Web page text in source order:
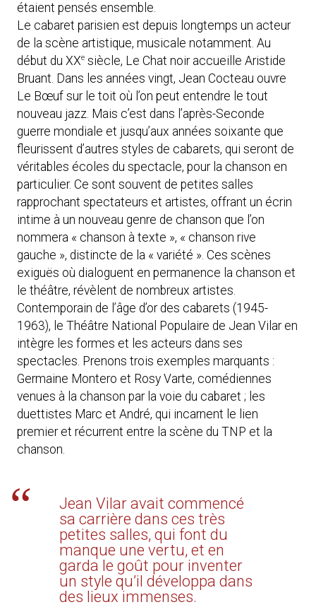
étaient pensés ensemble.
Le cabaret parisien est depuis longtemps un acteur
de la scène artistique, musicale notamment. Au
début du XXe siècle, Le Chat noir accueille Aristide
Bruant. Dans les années vingt, Jean Cocteau ouvre
Le Bœuf sur le toit où l’on peut entendre le tout
nouveau jazz. Mais c’est dans l’après-Seconde
guerre mondiale et jusqu’aux années soixante que
fleurissent d’autres styles de cabarets, qui seront de
véritables écoles du spectacle, pour la chanson en
particulier. Ce sont souvent de petites salles
rapprochant spectateurs et artistes, offrant un écrin
intime à un nouveau genre de chanson que l’on
nommera « chanson à texte », « chanson rive
gauche », distincte de la « variété ». Ces scènes
exiguës où dialoguent en permanence la chanson et
le théâtre, révèlent de nombreux artistes.
Contemporain de l’âge d’or des cabarets (1945-
1963), le Théâtre National Populaire de Jean Vilar en
intègre les formes et les acteurs dans ses
spectacles. Prenons trois exemples marquants :
Germaine Montero et Rosy Varte, comédiennes
venues à la chanson par la voie du cabaret ; les
duettistes Marc et André, qui incarnent le lien
premier et récurrent entre la scène du TNP et la
chanson.
Jean Vilar avait commencé
sa carrière dans ces très
petites salles, qui font du
manque une vertu, et en
garda le goût pour inventer
un style qu’il développa dans
des lieux immenses.